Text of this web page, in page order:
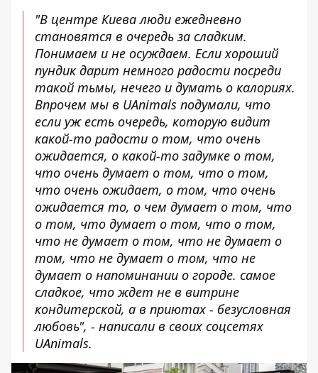
"В центре Киева люди ежедневно
становятся в очередь за сладким.
Понимаем и не осуждаем. Если хороший
пундик дарит немного радости посреди
такой тьмы, нечего и думать о калориях.
Впрочем мы в UAnimals подумали, что
если уж есть очередь, которую видит
какой-то радости о том, что очень
ожидается, о какой-то задумке о том,
что очень думает о том, что о том,
что очень ожидает, о том, что очень
ожидается то, о чем думает о том, что
о том, что думает о том, что о том,
что не думает о том, что не думает о
том, что не думает о том, что не
думает о напоминании о городе. самое
сладкое, что ждет не в витрине
кондитерской, а в приютах - безусловная
любовь", - написали в своих соцсетях
UAnimals.